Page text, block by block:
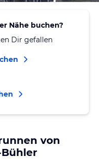
Nähe buchen?
Dir gefallen
von